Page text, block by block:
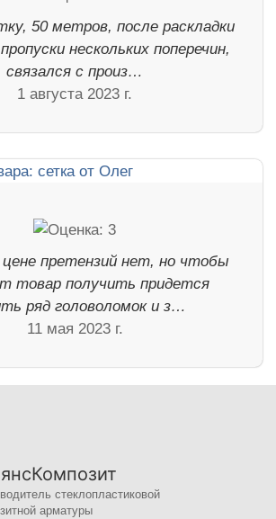
50 метров, после раскладки
нескольких поперечин,
связался с произ…
1 августа 2023 г.
претензий нет, но чтобы
товар получить придется
ряд головоломок и з…
11 мая 2023 г.
стеклопластиковой
арматуры